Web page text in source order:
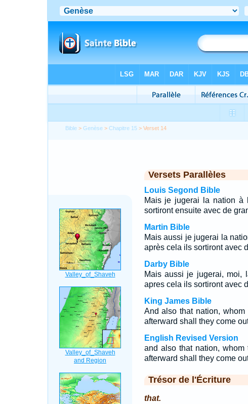
Bible >Genèse >Chapitre 15 > Verset 14
Versets Parallèles
Louis Segond Bible
Mais je jugerai la nation à
sortiront ensuite avec de
Martin Bible
Mais aussi je jugerai la
après cela ils sortiront avec
Darby Bible
Mais aussi je jugerai, moi,
apres cela ils sortiront avec
King James Bible
And also that nation,
afterward shall they come
English Revised Version
and also that nation,
afterward shall they come
Trésor de l'Écriture
that.